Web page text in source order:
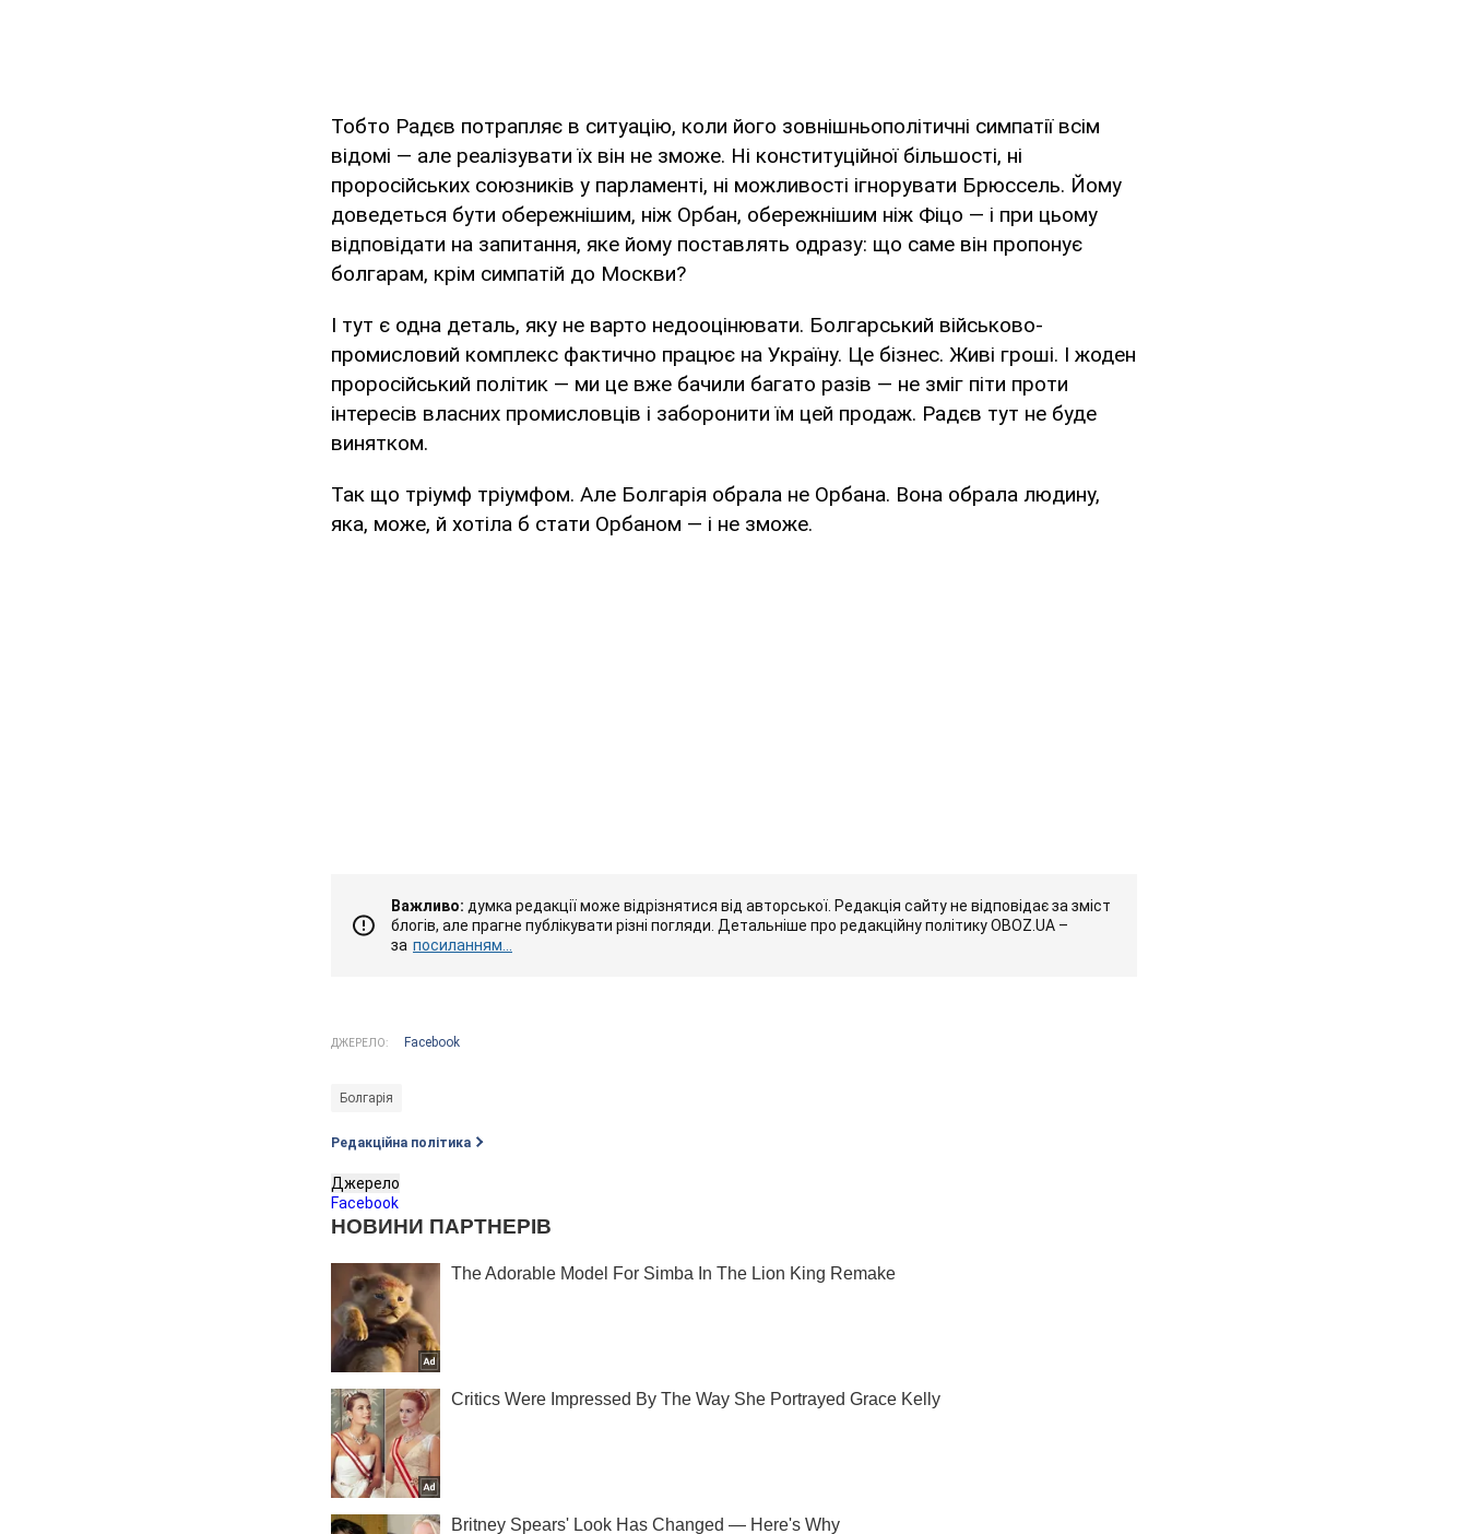
Тобто Радєв потрапляє в ситуацію, коли його зовнішньополітичні симпатії всім
відомі — але реалізувати їх він не зможе. Ні конституційної більшості, ні
проросійських союзників у парламенті, ні можливості ігнорувати Брюссель. Йому
доведеться бути обережнішим, ніж Орбан, обережнішим ніж Фіцо — і при цьому
відповідати на запитання, яке йому поставлять одразу: що саме він пропонує
болгарам, крім симпатій до Москви?
І тут є одна деталь, яку не варто недооцінювати. Болгарський військово-
промисловий комплекс фактично працює на Україну. Це бізнес. Живі гроші. І жоден
проросійський політик — ми це вже бачили багато разів — не зміг піти проти
інтересів власних промисловців і заборонити їм цей продаж. Радєв тут не буде
винятком.
Так що тріумф тріумфом. Але Болгарія обрала не Орбана. Вона обрала людину,
яка, може, й хотіла б стати Орбаном — і не зможе.
Важливо: думка редакції може відрізнятися від авторської. Редакція сайту не відповідає за зміст
блогів, але прагне публікувати різні погляди. Детальніше про редакційну політику OBOZ.UA –
за посиланням...
ДЖЕРЕЛО: Facebook
Болгарія
Редакційна політика
Джерело
Facebook